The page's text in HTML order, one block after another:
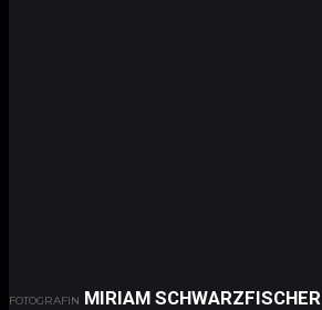
FOTOGRAFIN MIRIAM SCHWARZFISCHER